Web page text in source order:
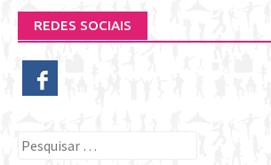
REDES SOCIAIS
Pesquisar